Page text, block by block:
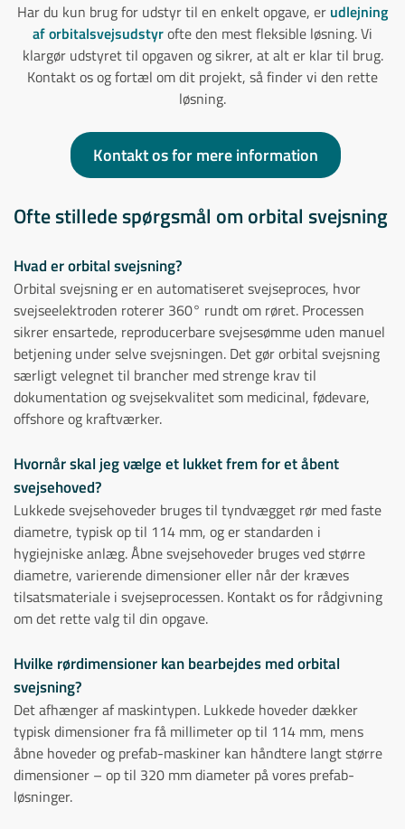
Har du kun brug for udstyr til en enkelt opgave, er udlejning
af orbitalsvejsudstyrofte den mest fleksible løsning. Vi
klargør udstyret til opgaven og sikrer, at alt er klar til brug.
Kontakt os og fortæl om dit projekt, så finder vi den rette
løsning.
Kontakt os for mere information
Ofte stillede spørgsmål om orbital svejsning
Hvad er orbital svejsning?
Orbital svejsning er en automatiseret svejseproces, hvor
svejseelektroden roterer 360° rundt om røret. Processen
sikrer ensartede, reproducerbare svejsesømme uden manuel
betjening under selve svejsningen. Det gør orbital svejsning
særligt velegnet til brancher med strenge krav til
dokumentation og svejsekvalitet som medicinal, fødevare,
offshore og kraftværker.
Hvornår skal jeg vælge et lukket frem for et åbent
svejsehoved?
Lukkede svejsehoveder bruges til tyndvægget rør med faste
diametre, typisk op til 114 mm, og er standarden i
hygiejniske anlæg. Åbne svejsehoveder bruges ved større
diametre, varierende dimensioner eller når der kræves
tilsatsmateriale i svejseprocessen. Kontakt os for rådgivning
om det rette valg til din opgave.
Hvilke rørdimensioner kan bearbejdes med orbital
svejsning?
Det afhænger af maskintypen. Lukkede hoveder dækker
typisk dimensioner fra få millimeter op til 114 mm, mens
åbne hoveder og prefab-maskiner kan håndtere langt større
dimensioner – op til 320 mm diameter på vores prefab-
løsninger.